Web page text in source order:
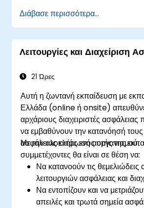
να ενημερώνουν τον σχεδιασμό
Να αναπτύσσουν
ασφαλείας που
απειλών.
αντιμετώπισης εκτάκτων
Διάβασε περισσότερα...
Λειτουργίες και Διαχείριση
21 Ώρες
Αυτή η ζωντανή εκπαίδευση με
Ελλάδα (online ή onsite)
αρχάριους διαχειριστές
να εμβαθύνουν την κατανόησή τους
ασφάλειας εντός ενός οργανισμού.
Με την ολοκλήρωση αυτής της
συμμετέχοντες θα είναι σε θέση να:
Να κατανοούν τις θεμελιώδεις
λειτουργιών ασφάλειας και
Να εντοπίζουν και να
απειλές και τρωτά σημεία